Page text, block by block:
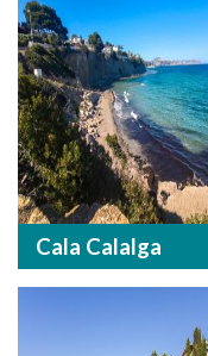
Cala Calalga